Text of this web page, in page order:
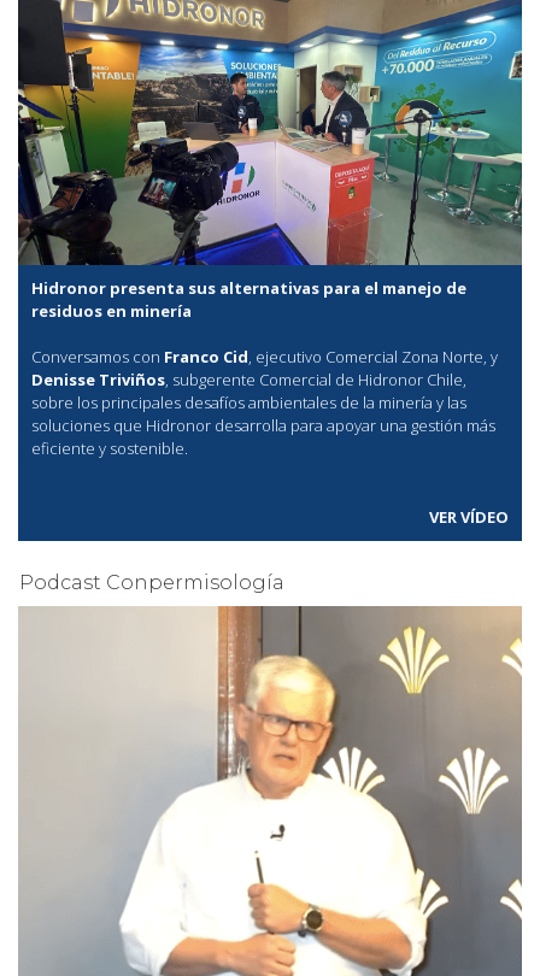
Hidronor presenta sus alternativas para el manejo de
residuos en minería
Conversamos con Franco Cid, ejecutivo Comercial Zona Norte, y
Denisse Triviños, subgerente Comercial de Hidronor Chile,
sobre los principales desafíos ambientales de la minería y las
soluciones que Hidronor desarrolla para apoyar una gestión más
eficiente y sostenible.
VER VÍDEO
Podcast Conpermisología